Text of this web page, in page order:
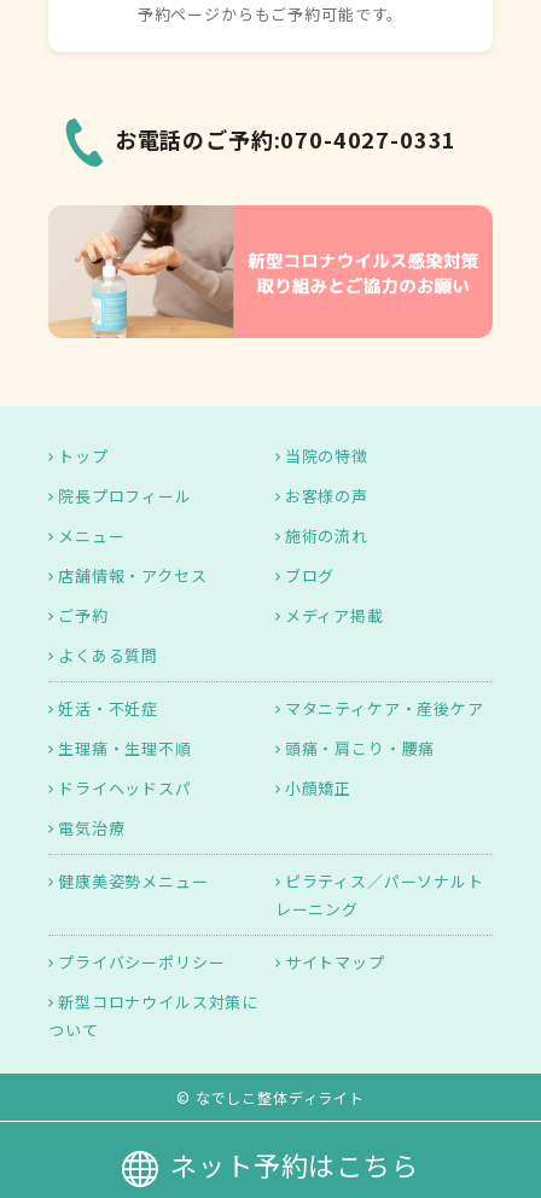
予約ページからもご予約可能です。
お電話のご予約:070-4027-0331
トップ
当院の特徴
院長プロフィール
お客様の声
メニュー
施術の流れ
店舗情報・アクセス
ブログ
ご予約
メディア掲載
よくある質問
妊活・不妊症
マタニティケア・産後ケア
生理痛・生理不順
頭痛・肩こり・腰痛
ドライヘッドスパ
小顔矯正
電気治療
健康美姿勢メニュー
ピラティス／パーソナルト
レーニング
プライバシーポリシー
サイトマップ
新型コロナウイルス対策に
ついて
© なでしこ整体ディライト
ネット予約はこちら